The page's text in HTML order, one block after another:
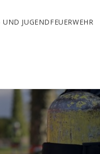
JUGENDFEUERWEHR